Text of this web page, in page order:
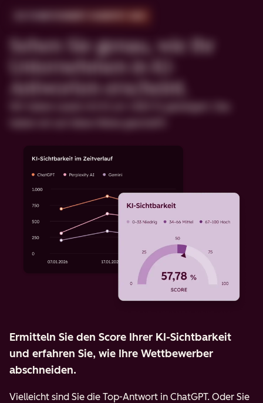
Sehen Sie genau, wie Ihr
Unternehmen in KI-
Antworten erscheint.
Ermitteln Sie den Score Ihrer KI-Sichtbarkeit
und erfahren Sie, wie Ihre Wettbewerber
abschneiden.
Vielleicht sind Sie die Top-Antwort in ChatGPT. Oder Sie